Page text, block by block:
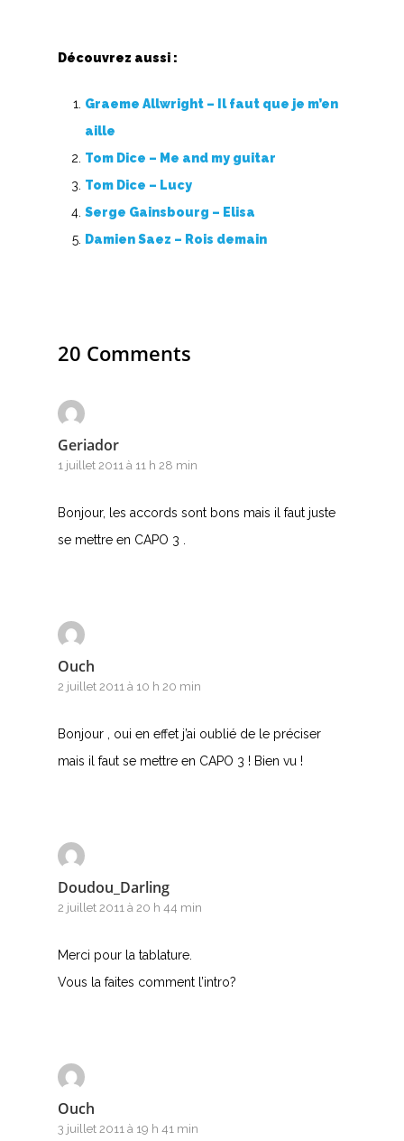
Découvrez aussi :
Graeme Allwright – Il faut que je m’en
aille
Tom Dice – Me and my guitar
Tom Dice – Lucy
Serge Gainsbourg – Elisa
Damien Saez – Rois demain
20 Comments
Geriador
1 juillet 2011 à 11 h 28 min
Bonjour, les accords sont bons mais il faut juste
se mettre en CAPO 3 .
Ouch
2 juillet 2011 à 10 h 20 min
Bonjour , oui en effet j’ai oublié de le préciser
mais il faut se mettre en CAPO 3 ! Bien vu !
Doudou_Darling
2 juillet 2011 à 20 h 44 min
Merci pour la tablature.
Vous la faites comment l’intro?
Ouch
3 juillet 2011 à 19 h 41 min